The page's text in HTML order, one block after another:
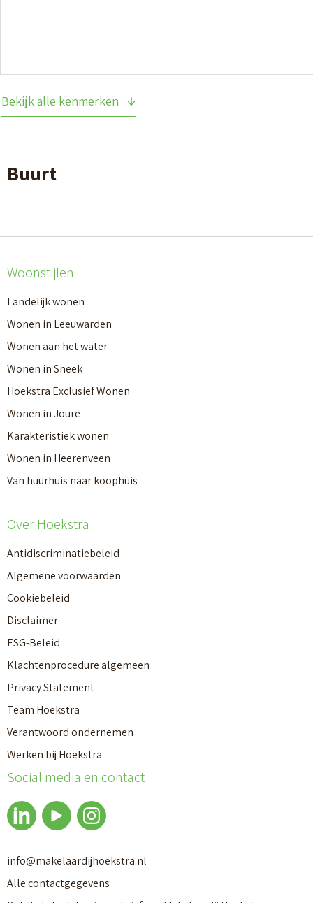
Makelaardij
Bekijk alle kenmerken
Buurt
Woonstijlen
Landelijk wonen
Wonen in Leeuwarden
Wonen aan het water
Wonen in Sneek
Hoekstra Exclusief Wonen
Wonen in Joure
Karakteristiek wonen
Wonen in Heerenveen
Van huurhuis naar koophuis
Over Hoekstra
Antidiscriminatiebeleid
Algemene voorwaarden
Cookiebeleid
Disclaimer
ESG-Beleid
Klachtenprocedure algemeen
Privacy Statement
Team Hoekstra
Verantwoord ondernemen
Werken bij Hoekstra
Social media en contact
info@makelaardijhoekstra.nl
Alle contactgegevens